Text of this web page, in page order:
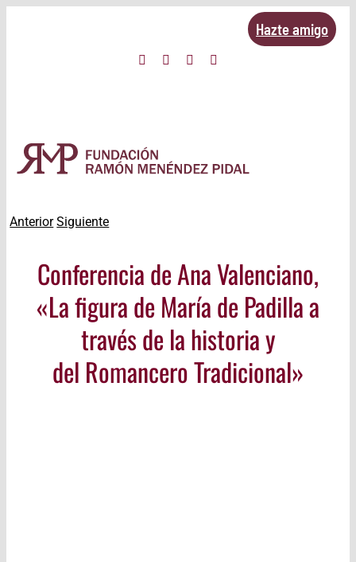
Hazte amigo
Facebook
TwitterInstagram
Anterior Siguiente
imagen
grande
Conferencia de Ana Valenciano,
«La figura de María de Padilla a
través de la historia y
del Romancero Tradicional»